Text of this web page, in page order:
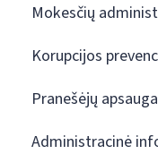
Mokesčių
Korupcijos
Pranešėjų
Administracinė